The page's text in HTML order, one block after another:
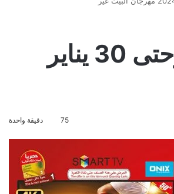
عروض العثيم الجملة الأربعاء وحتى 30 يناير
75 دقيقة واحدة